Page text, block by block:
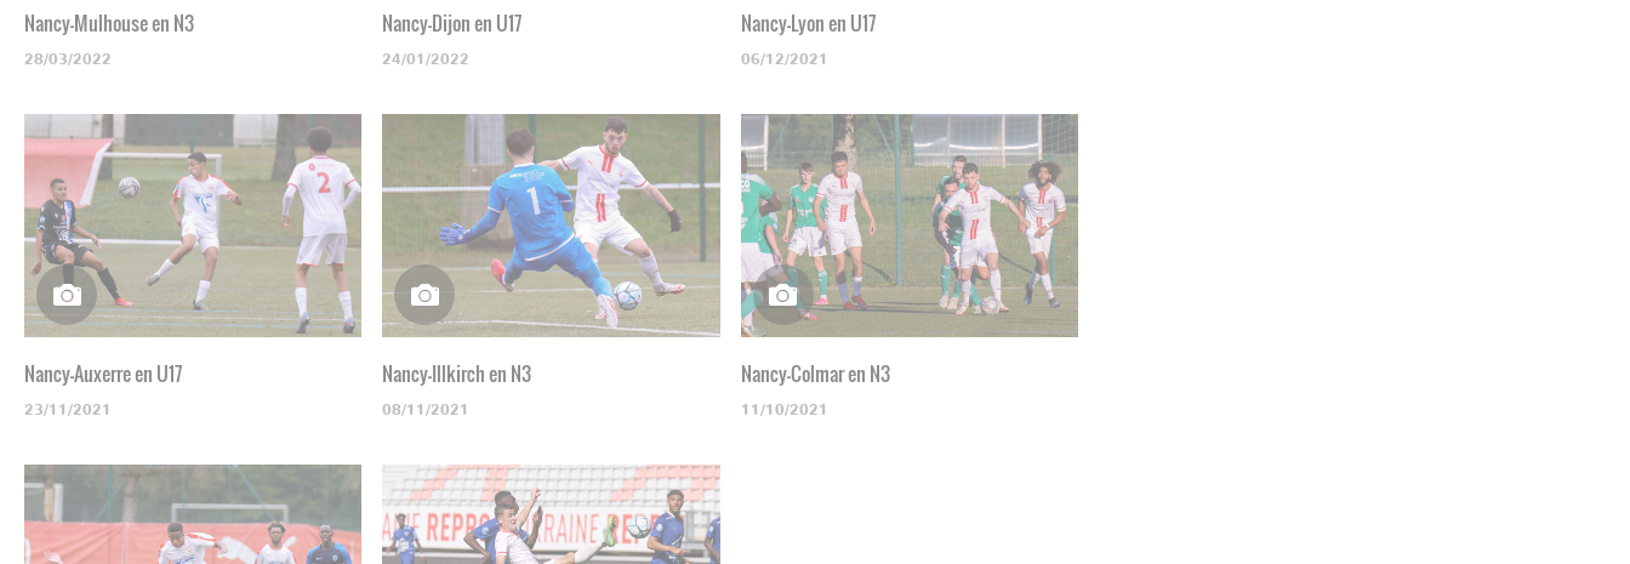
Nancy-Mulhouse en N3
28/03/2022
Nancy-Dijon en U17
24/01/2022
Nancy-Lyon en U17
06/12/2021
Nancy-Auxerre en U17
23/11/2021
Nancy-Illkirch en N3
08/11/2021
Nancy-Colmar en N3
11/10/2021